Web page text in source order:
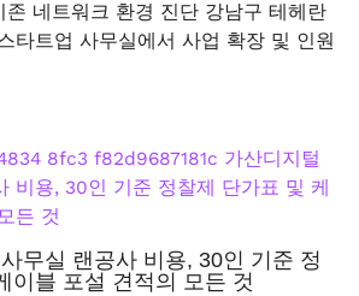
존 네트워크 환경 진단 강남구 테헤란
타트업 사무실에서 사업 확장 및 인원
무실 랜공사 비용, 30인 기준 정
이블 포설 견적의 모든 것